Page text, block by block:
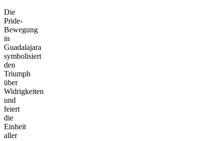
Die
Pride-
Bewegung
in
Guadalajara
symbolisiert
den
Triumph
über
Widrigkeiten
und
feiert
die
Einheit
aller